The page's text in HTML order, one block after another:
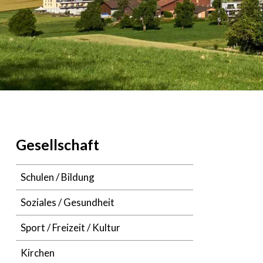
Navigation
Gesellschaft
Schulen / Bildung
Soziales / Gesundheit
Sport / Freizeit / Kultur
Kirchen